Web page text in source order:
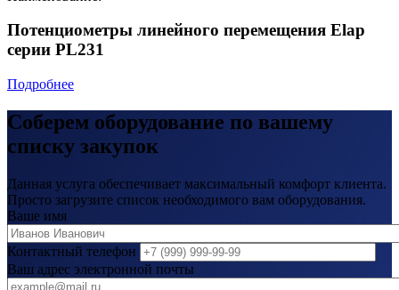
Потенциометры линейного перемещения Elap
серии PL231
Подробнее
Соберем оборудование по вашему
списку закупок
Данная услуга обеспечивает максимальный комфорт клиента.
Просто загрузите список необходимого вам оборудования.
Ваше имя
Контактный телефон
Ваш адрес электронной почты